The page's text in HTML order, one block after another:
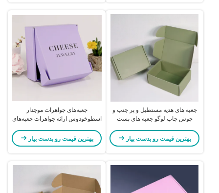
شود جعبه هدیه ای که می تواند روی
هم جمع شود جعبه هدیه ای که می تواند
روی هم جمع شود جعبه هدیه ای که می
تواند روی هم جمع شود جعبه هدیه ای
که می تواند روی هم جمع شود جعبه
هدیه ای که می تواند روی هم جمع شود
جعبه هدیه ای که می تو
جعبه های هدیه مستطیل و پر جنب و
جوش چاپ لوگو جعبه های پست
بهترین قیمت رو بدست بیار
جعبه‌های جواهرات موجدار
اسطوخودوس ارائه جواهرات جعبه‌های
بهترین قیمت رو بدست بیار